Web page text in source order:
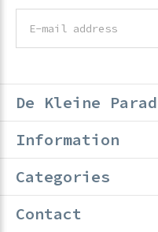
De Kleine
Information
Categories
Contact